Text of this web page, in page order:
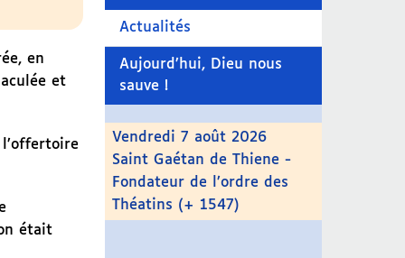
en
et
était
Actualités
Aujourd’hui, Dieu nous
sauve !
Vendredi 7 août 2026
Saint Gaétan de Thiene -
Fondateur de l’ordre des
Théatins (+ 1547)